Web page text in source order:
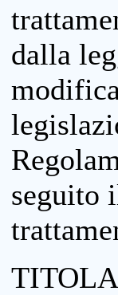
dalla
seguito